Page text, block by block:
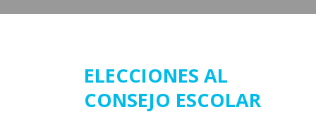
ELECCIONES AL
CONSEJO ESCOLAR